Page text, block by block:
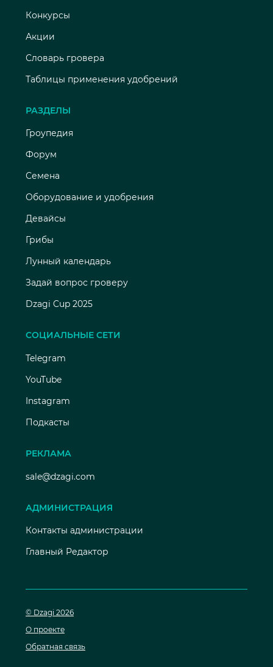
Конкурсы
Акции
Словарь гровера
Таблицы применения удобрений
РАЗДЕЛЫ
Гроупедия
Форум
Семена
Оборудование и удобрения
Девайсы
Грибы
Лунный календарь
Задай вопрос гроверу
Dzagi Cup 2025
СОЦИАЛЬНЫЕ СЕТИ
Telegram
YouTube
Instagram
Подкасты
РЕКЛАМА
sale@dzagi.com
АДМИНИСТРАЦИЯ
Контакты администрации
Главный Редактор
© Dzagi 2026
О проекте
Обратная связь